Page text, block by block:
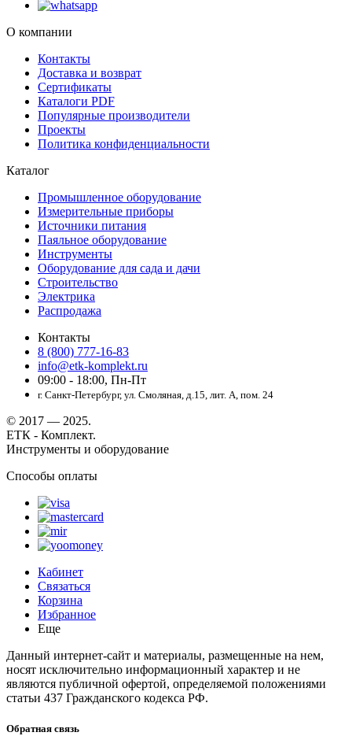
О компании
Контакты
Доставка и возврат
Сертификаты
Каталоги PDF
Популярные производители
Проекты
Политика конфиденциальности
Каталог
Промышленное оборудование
Измерительные приборы
Источники питания
Паяльное оборудование
Инструменты
Оборудование для сада и дачи
Строительство
Электрика
Распродажа
Контакты
8 (800) 777-16-83
info@etk-komplekt.ru
09:00 - 18:00, Пн-Пт
г. Санкт-Петербург, ул. Смоляная, д.15, лит. А, пом. 24
© 2017 — 2025.
ЕТК - Комплект.
Инструменты и оборудование
Способы оплаты
Кабинет
Связаться
Корзина
Избранное
Еще
Данный интернет-сайт и материалы, размещенные на нем,
носят исключительно информационный характер и не
являются публичной офертой, определяемой положениями
статьи 437 Гражданского кодекса РФ.
Обратная связь